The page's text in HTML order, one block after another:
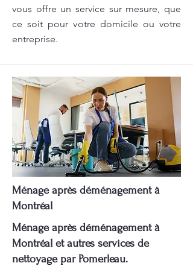
vous offre un service sur mesure, que
ce soit pour votre domicile ou votre
entreprise.
Ménage après déménagement à
Montréal
Ménage après déménagement à
Montréal et autres services de
nettoyage par Pomerleau.